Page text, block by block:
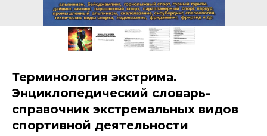
Терминология экстрима.
Энциклопедический словарь-
справочник экстремальных видов
спортивной деятельности